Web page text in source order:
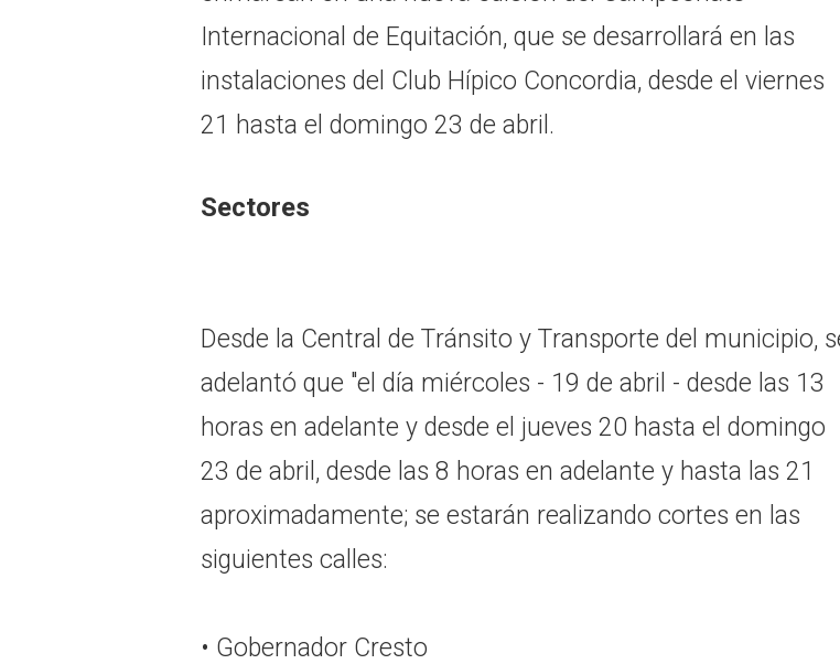
Internacional de Equitación, que se desarrollará en las
instalaciones del Club Hípico Concordia, desde el viernes
21 hasta el domingo 23 de abril.
Sectores
Desde la Central de Tránsito y Transporte del municipio,
adelantó que "el día miércoles - 19 de abril - desde las 13
horas en adelante y desde el jueves 20 hasta el domingo
23 de abril, desde las 8 horas en adelante y hasta las 21
aproximadamente; se estarán realizando cortes en las
siguientes calles:
• Gobernador Cresto